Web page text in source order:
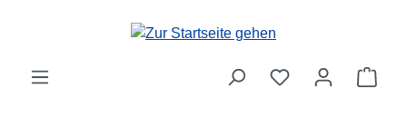
Zum Hauptinhalt springen